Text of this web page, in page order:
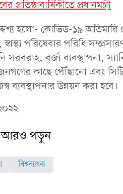
প্রতিষ্ঠাবার্ষিকীতে প্রধানমন্ত্রী
হলো- কোভিড-১৯ অতিমারি
পরিষেবার পরিধি
সরবরাহ, বর্জ্য ব্যবস্থাপনা,
জনগণের কাছে পৌঁছানো এবং
ব্যবস্থাপনার উন্নয়ন করা হবে।
আরও পড়ুন
বিশ্বব্যাংক